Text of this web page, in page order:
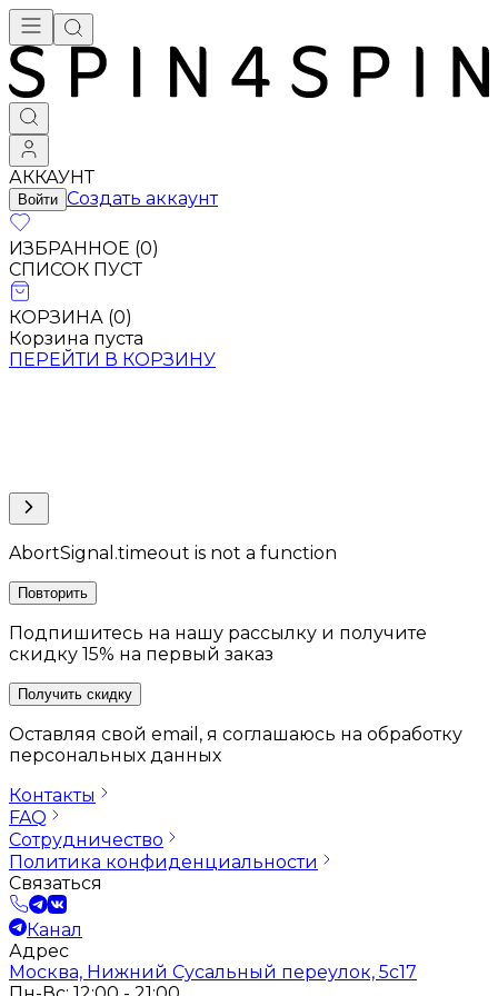
АККАУНТ
Войти Создать аккаунт
ИЗБРАННОЕ (0)
СПИСОК ПУСТ
КОРЗИНА (0)
Корзина пуста
ПЕРЕЙТИ В КОРЗИНУ
AbortSignal.timeout is not a function
Повторить
Подпишитесь на нашу рассылку и получите
скидку 15% на первый заказ
Получить скидку
Оставляя свой email, я соглашаюсь на обработку
персональных данных
Контакты
FAQ
Сотрудничество
Политика конфиденциальности
Связаться
Канал
Адрес
Москва, Нижний Сусальный переулок, 5с17